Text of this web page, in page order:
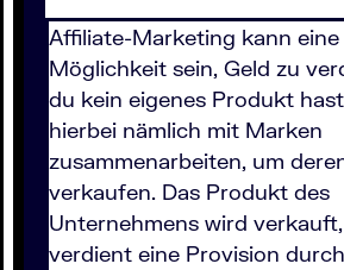
Affiliate-Marketing kann
Möglichkeit sein, Geld zu
du kein eigenes Produkt
hierbei nämlich mit Marken
zusammenarbeiten, um
verkaufen. Das Produkt des
Unternehmens wird
verdient eine Provision